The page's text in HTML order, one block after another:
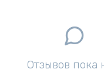
Отзывов пока